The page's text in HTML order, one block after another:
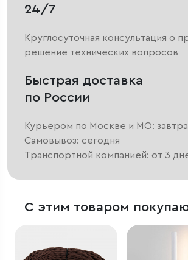
24/7
Круглосуточная консультация о
решение технических вопросов
Быстрая доставка
по России
Курьером по Москве и МО: завтра
Самовывоз: сегодня
Транспортной компанией: от 3
С этим товаром